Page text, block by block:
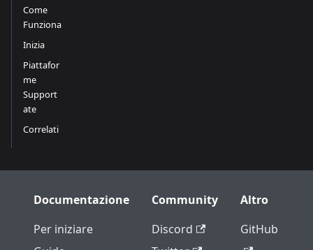
Come
Funziona
Inizia
Piattafor
me
Support
ate
Correlati
Documentazione
Per iniziare
Community
Discord
Altro
GitHub